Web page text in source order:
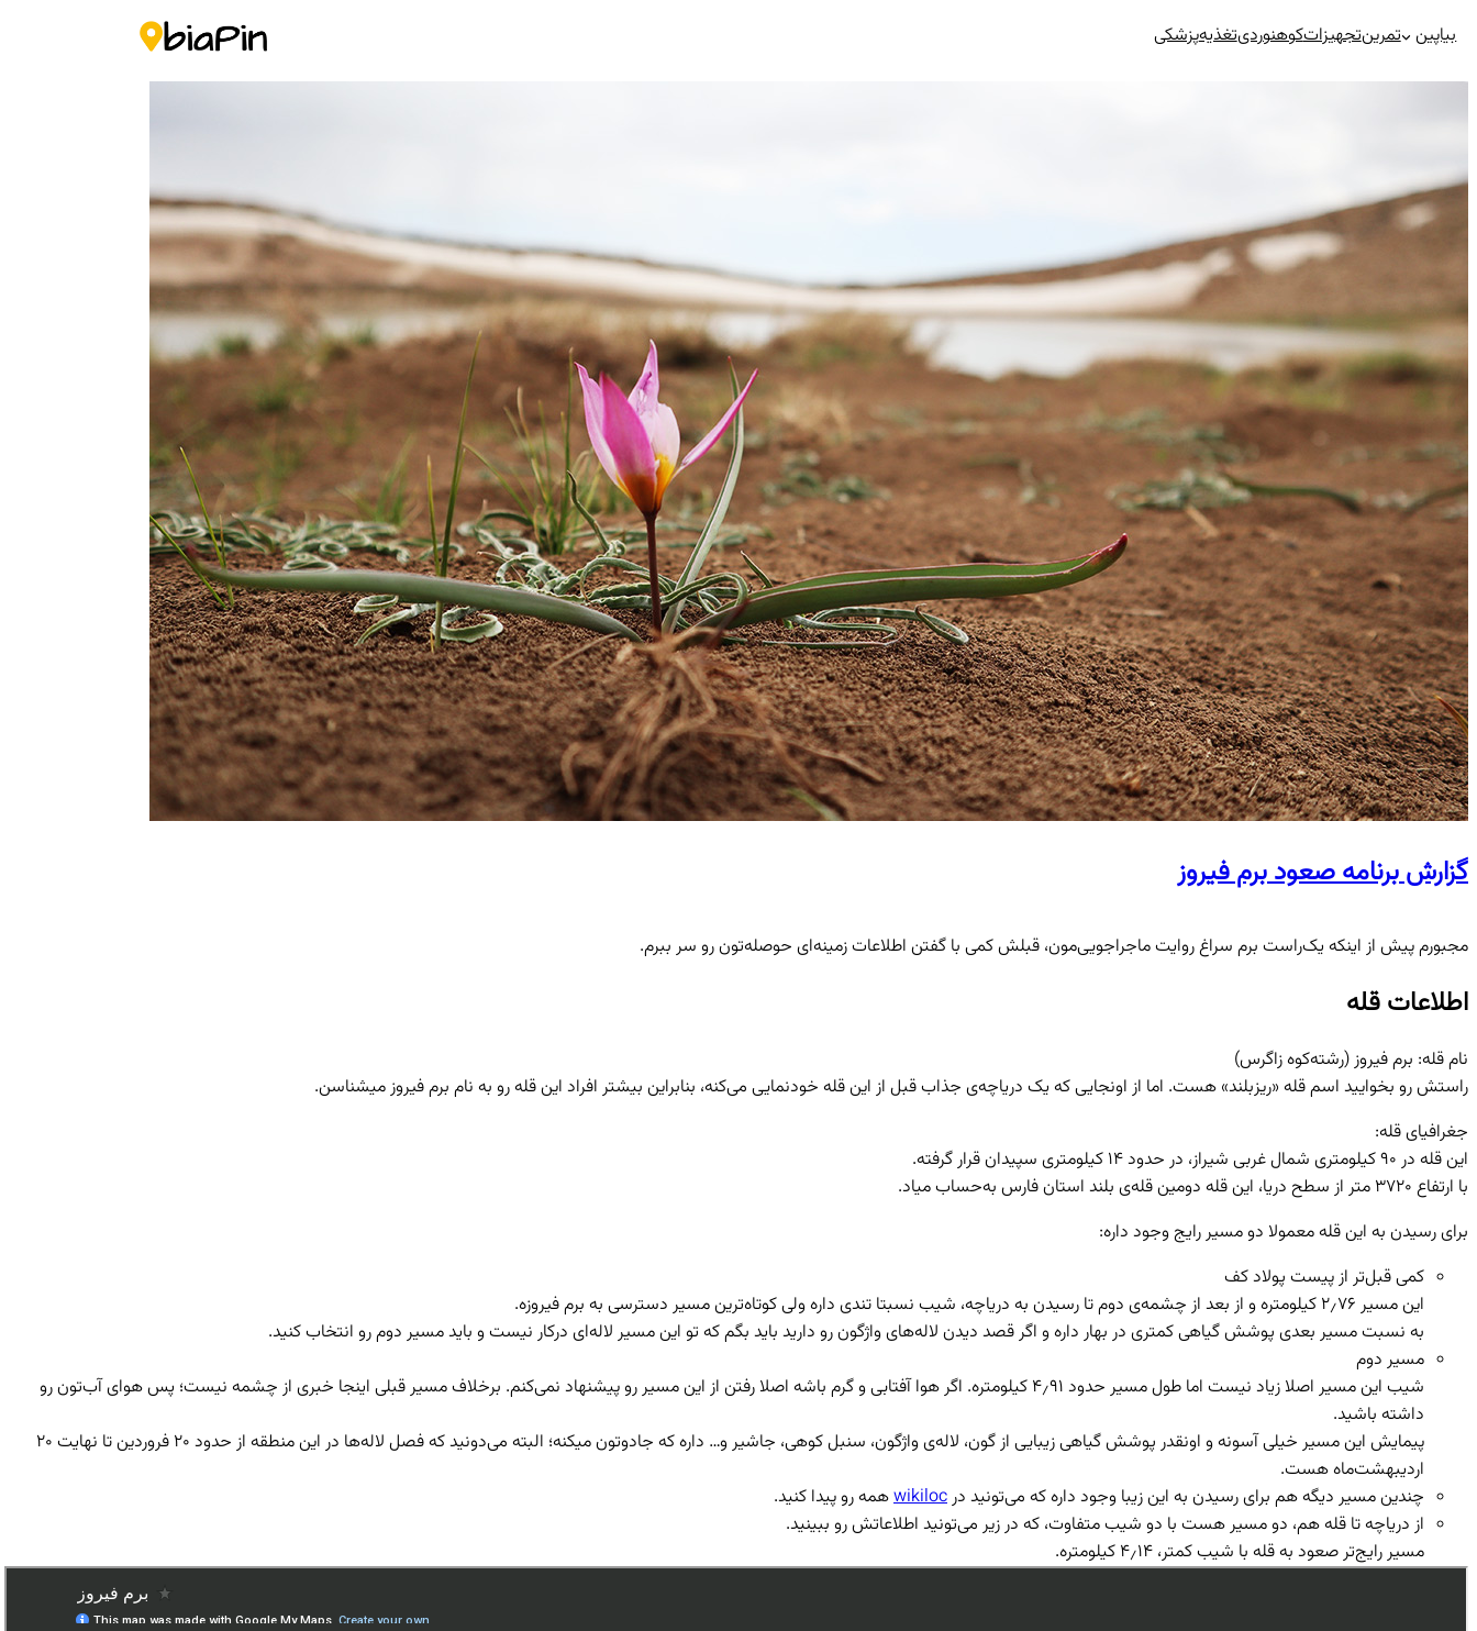
رفتن
به
محتوا
بیاپین تمرینتجهیزاتکوهنوردیتغذیهپزشکی
گزارش برنامه‌ صعود برم فیروز
مجبورم پیش از اینکه یک‌راست برم سراغ روایت ماجراجویی‌مون، قبلش کمی با گفتن اطلاعات زمینه‌ای حوصله‌تون رو سر ببرم.
اطلاعات قله
نام قله: برم فیروز (رشته‌کوه زاگرس)
راستش رو بخوایید اسم قله «ریزبلند» هست. اما از اونجایی که یک دریاچه‌ی جذاب قبل از این قله خودنمایی می‌کنه، بنابراین بیشتر افراد این قله رو به نام برم فیروز میشناسن.
جغرافیای قله:
این قله در ۹۰ کیلومتری شمال غربی شیراز، در حدود ۱۴ کیلومتری سپیدان قرار گرفته.
با ارتفاع ۳۷۲۰ متر از سطح دریا، این قله دومین قله‌ی بلند استان فارس به‌حساب میاد.
برای رسیدن به این قله معمولا دو مسیر رایج وجود داره:
کمی قبل‌تر از پیست پولاد کف
این مسیر ۲٫۷۶ کیلومتره و از بعد از چشمه‌ی دوم تا رسیدن به دریاچه، شیب نسبتا تندی داره ولی کوتاه‌ترین مسیر دسترسی به برم فیروزه.
به نسبت مسیر بعدی پوشش گیاهی کمتری در بهار داره و اگر قصد دیدن لاله‌های واژگون رو دارید باید بگم که تو این مسیر لاله‌ای درکار نیست و باید مسیر دوم رو انتخاب کنید.
مسیر دوم
شیب این مسیر اصلا زیاد نیست اما طول مسیر حدود ۴٫۹۱ کیلومتره. اگر هوا آفتابی و گرم باشه اصلا رفتن از این مسیر رو پیشنهاد نمی‌کنم. برخلاف مسیر قبلی اینجا خبری از چشمه نیست؛ پس هوای آب‌تون رو
داشته باشید.
پیمایش این مسیر خیلی آسونه و اونقدر پوشش گیاهی زیبایی از گون، لاله‌ی واژگون، سنبل کوهی، جاشیر و… داره که جادوتون میکنه؛ البته می‌دونید که فصل لاله‌ها در این منطقه از حدود ۲۰ فروردین تا نهایت ۲۰
اردیبهشت‌ماه هست.
چندین مسیر دیگه هم برای رسیدن به این زیبا وجود داره که می‌تونید درwikilocهمه رو پیدا کنید.
از دریاچه تا قله هم، دو مسیر هست با دو شیب متفاوت، که در زیر می‌تونید اطلاعاتش رو ببینید.
مسیر رایج‌تر صعود به قله با شیب کمتر، ۴٫۱۴ کیلومتره.